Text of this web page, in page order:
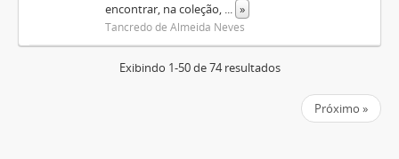
encontrar, na coleção, ... »
Tancredo de Almeida Neves
Exibindo 1-50 de 74 resultados
Próximo »